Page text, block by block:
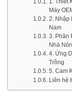
Máy
2. Nhập
Nam
3. Phân
Nhà
4. Ứng
Trồng
5. Cam
Liên hệ